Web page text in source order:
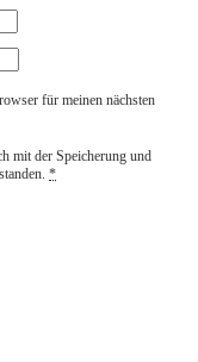
für meinen nächsten
mit der Speicherung und
*